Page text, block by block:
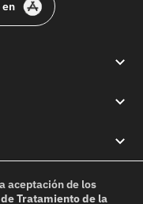
aceptación de los
Tratamiento de la